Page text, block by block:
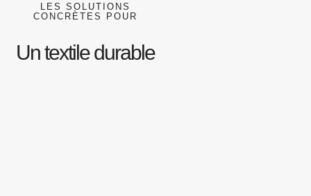
LES SOLUTIONS
CONCRÈTES POUR
Un textile durable